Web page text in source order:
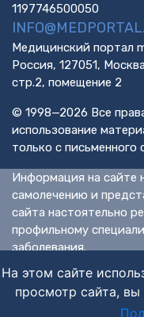
1197746500050
Медицинский портал
Россия, 127051,
стр.2, помещение 2
© 1998—2026 Все
использование
только с письменного
Информация на сайте
самолечению и
сайта настоятельно
профильному
заболевания.
ИМЕЮТСЯ
КОНСУЛЬТАЦИЯ
На этом сайте
просмотр сайта,